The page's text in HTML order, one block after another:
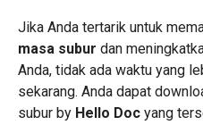
Jika Anda tertarik untuk
masa subur dan
Anda, tidak ada waktu yang
sekarang. Anda dapat
subur by Hello Doc yang